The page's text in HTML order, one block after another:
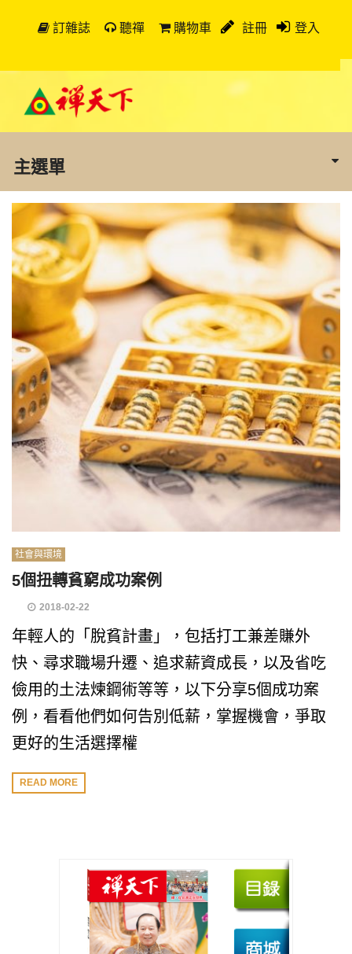
訂雜誌 聽禪 購物車 註冊 登入
主選單
社會與環境
5個扭轉貧窮成功案例
2018-02-22
年輕人的「脫貧計畫」，包括打工兼差賺外
快、尋求職場升遷、追求薪資成長，以及省吃
儉用的土法煉鋼術等等，以下分享5個成功案
例，看看他們如何告別低薪，掌握機會，爭取
更好的生活選擇權
READ MORE